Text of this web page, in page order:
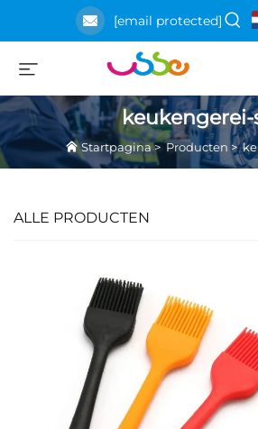
[email protected]
keukengerei-
Startpagina>Producten>
ALLE PRODUCTEN